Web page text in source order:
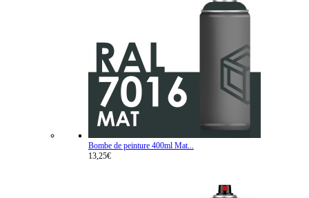
Bombe de peinture 400ml Mat...
13,25€